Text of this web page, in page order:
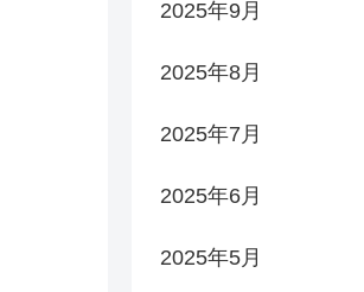
2025年9月
2025年8月
2025年7月
2025年6月
2025年5月